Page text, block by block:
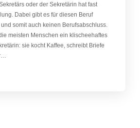
oder der Sekretärin hat fast
Dabei gibt es für diesen Beruf
somit auch keinen Berufsabschluss.
meisten Menschen ein klischeehaftes
sie kocht Kaffee, schreibt Briefe